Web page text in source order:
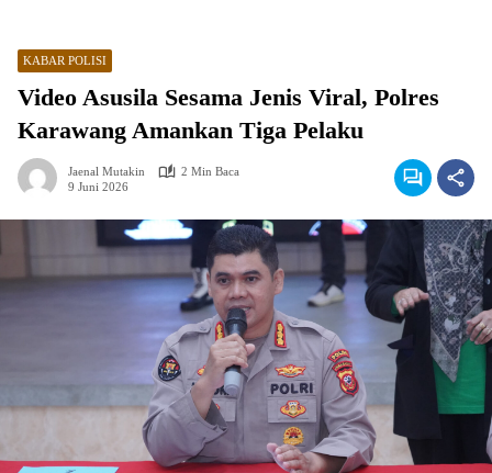
KABAR POLISI
Video Asusila Sesama Jenis Viral, Polres
Karawang Amankan Tiga Pelaku
Jaenal Mutakin
2 Min Baca
9 Juni 2026